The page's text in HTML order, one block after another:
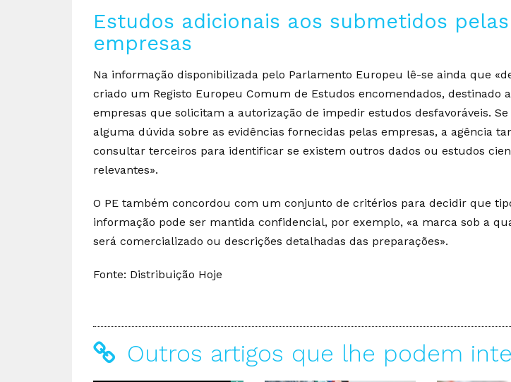
Estudos adicionais aos submetidos pelas
empresas
Na informação disponibilizada pelo Parlamento Europeu lê-se ainda que
criado um Registo Europeu Comum de Estudos encomendados, destinado
empresas que solicitam a autorização de impedir estudos desfavoráveis.
alguma dúvida sobre as evidências fornecidas pelas empresas, a agência
consultar terceiros para identificar se existem outros dados ou estudos
relevantes».
O PE também concordou com um conjunto de critérios para decidir que
informação pode ser mantida confidencial, por exemplo, «a marca sob a
será comercializado ou descrições detalhadas das preparações».
Fonte: Distribuição Hoje
Outros artigos que lhe podem